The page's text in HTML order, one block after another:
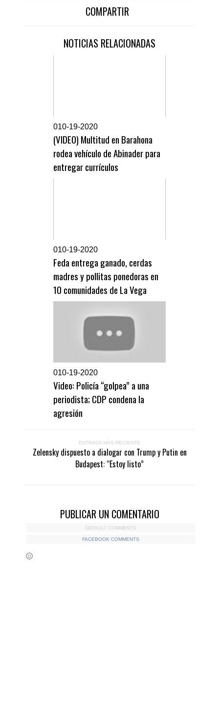
COMPARTIR
NOTICIAS RELACIONADAS
010-19-2020
(VIDEO) Multitud en Barahona
rodea vehículo de Abinader para
entregar currículos
010-19-2020
Feda entrega ganado, cerdas
madres y pollitas ponedoras en
10 comunidades de La Vega
010-19-2020
Video: Policía “golpea” a una
periodista; CDP condena la
agresión
ENTRADA MÁS RECIENTE
Zelensky dispuesto a dialogar con Trump y Putin en
Budapest: “Estoy listo”
PUBLICAR UN COMENTARIO
DEFAULT COMMENTS
FACEBOOK COMMENTS